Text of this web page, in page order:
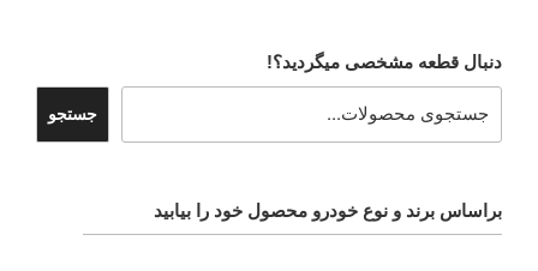
دنبال قطعه مشخصی میگردید؟!
جستجو
براساس برند و نوع خودرو محصول خود را بیابید